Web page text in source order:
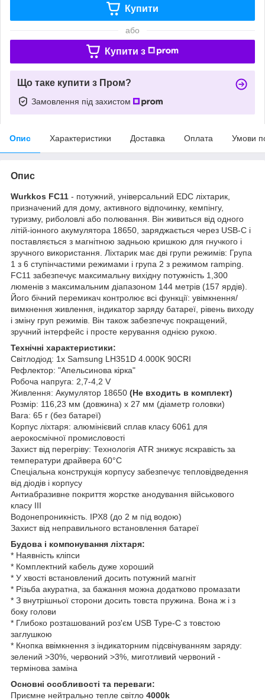
Купити
або
Купити з
Що таке купити з Пром?
Замовлення під захистом
Опис Характеристики Доставка Оплата Умови
Опис
Wurkkos FC11 - потужний, універсальний EDC ліхтарик,
призначений для дому, активного відпочинку, кемпінгу,
туризму, риболовлі або полювання. Він живиться від одного
літій-іонного акумулятора 18650, заряджається через USB-C і
поставляється з магнітною задньою кришкою для гнучкого і
зручного використання. Ліхтарик має дві групи режимів: Група
1 з 6 ступінчастими режимами і група 2 з режимом ramping.
FC11 забезпечує максимальну вихідну потужність 1,300
люменів з максимальним діапазоном 144 метрів (157 ярдів).
Його бічний перемикач контролює всі функції: увімкнення/
вимкнення живлення, індикатор заряду батареї, рівень виходу
і зміну груп режимів. Він також забезпечує покращений,
зручний інтерфейс і просте керування однією рукою.
Технічні характеристики:
Світлодіод: 1x Samsung LH351D 4.000K 90CRI
Рефлектор: "Апельсинова кірка"
Робоча напруга: 2,7-4,2 V
Живлення: Акумулятор 18650 (Не входить в комплект)
Розмір: 116,23 мм (довжина) x 27 мм (діаметр головки)
Вага: 65 г (без батареї)
Корпус ліхтаря: алюмінієвий сплав класу 6061 для
аерокосмічної промисловості
Захист від перегріву: Технологія ATR знижує яскравість за
температури драйвера 60°C
Спеціальна конструкція корпусу забезпечує тепловідведення
від діодів і корпусу
Антиабразивне покриття жорстке анодування військового
класу III
Водонепроникність. IPX8 (до 2 м під водою)
Захист від неправильного встановлення батареї
Будова і компонування ліхтаря:
* Наявність кліпси
* Комплектний кабель дуже хороший
* У хвості встановлений досить потужний магніт
* Різьба акуратна, за бажання можна додатково промазати
* З внутрішньої сторони досить товста пружина. Вона ж і з
боку голови
* Глибоко розташований роз'єм USB Type-C з товстою
заглушкою
* Кнопка ввімкнення з індикаторним підсвічуванням заряду:
зелений >30%, червоний >3%, миготливий червоний -
термінова заміна
Основні особливості та переваги:
Приємне нейтрально тепле світло 4000k